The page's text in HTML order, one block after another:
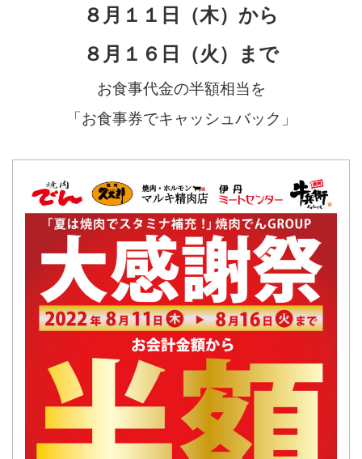
８月１１日（木）から
８月１６日（火）まで
お食事代金の半額相当を
「お食事券でキャッシュバック」